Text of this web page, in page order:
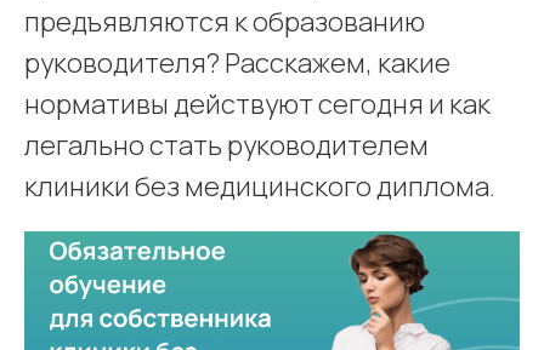
предъявляются к образованию
руководителя? Расскажем, какие
нормативы действуют сегодня и как
легально стать руководителем
клиники без медицинского диплома.